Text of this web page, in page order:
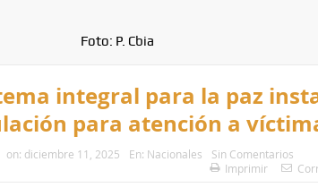
Foto: P. Cbia
integral para la paz
para atención a
on: diciembre 11, 2025 En: Nacionales
Sin Comentarios
Imprimir